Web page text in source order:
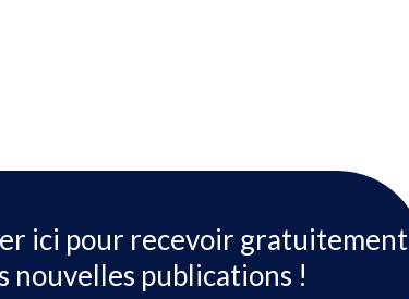
ici pour recevoir gratuitement
nouvelles publications !